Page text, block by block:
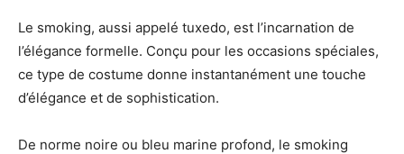
Le smoking, aussi appelé tuxedo, est l’incarnation de
l’élégance formelle. Conçu pour les occasions spéciales,
ce type de costume donne instantanément une touche
d’élégance et de sophistication.
De norme noire ou bleu marine profond, le smoking